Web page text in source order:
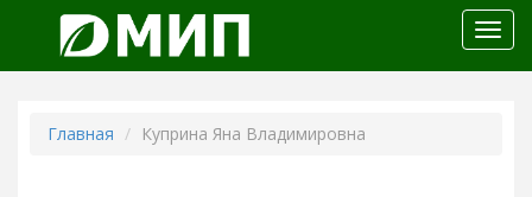
меню
Главная Куприна Яна Владимировна